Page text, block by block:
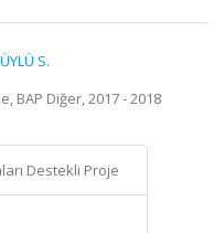
S.
BAP Diğer, 2017 - 2018
Destekli Proje